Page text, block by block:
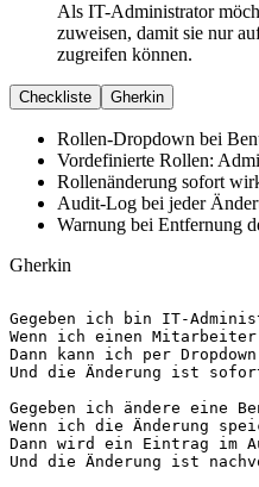
Als IT-Administrator
zuweisen, damit sie nur
zugreifen können.
Checkliste Gherkin
Rollen-Dropdown bei
Vordefinierte Rollen:
Rollenänderung sofort
Audit-Log bei jeder
Warnung bei Entfernung
Gherkin
Gegeben
Wenn
Dann
Und
die Änderung ist
Gegeben
Wenn
Dann
Und
die Änderung ist